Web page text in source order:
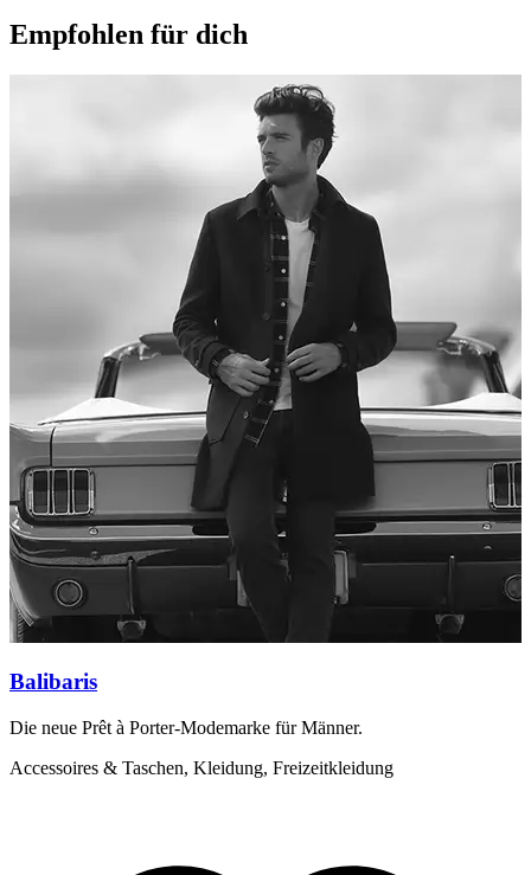
Empfohlen für dich
Balibaris
Die neue Prêt à Porter-Modemarke für Männer.
Accessoires & Taschen, Kleidung, Freizeitkleidung